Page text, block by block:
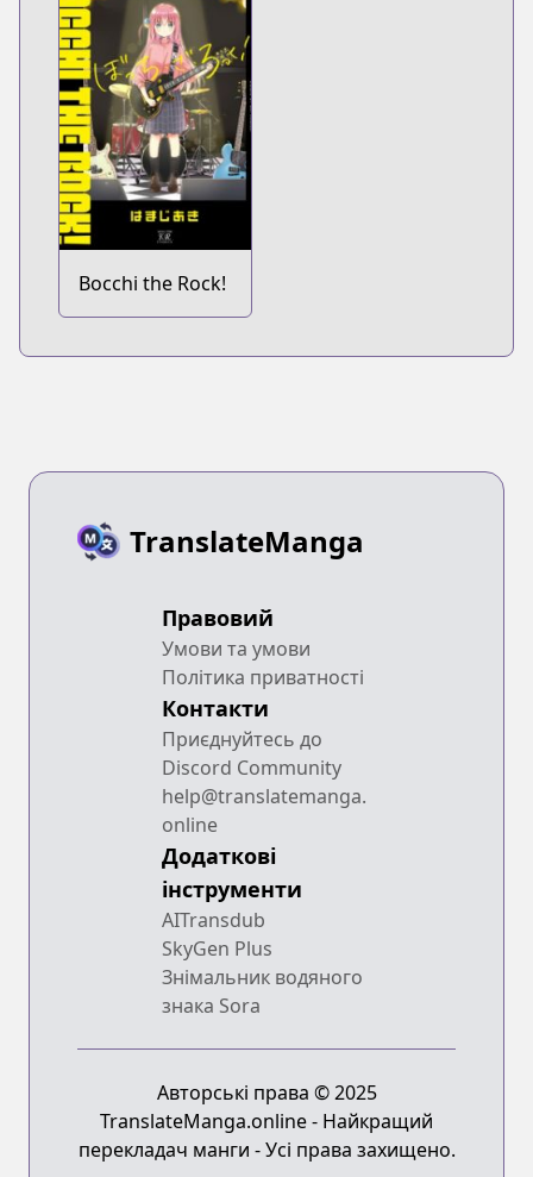
Bocchi the Rock!
TranslateManga
Правовий
Умови та умови
Політика приватності
Контакти
Приєднуйтесь до
Discord Community
help@translatemanga.
online
Додаткові
інструменти
AITransdub
SkyGen Plus
Знімальник водяного
знака Sora
Авторські права © 2025
TranslateManga.online - Найкращий
перекладач манги - Усі права захищено.